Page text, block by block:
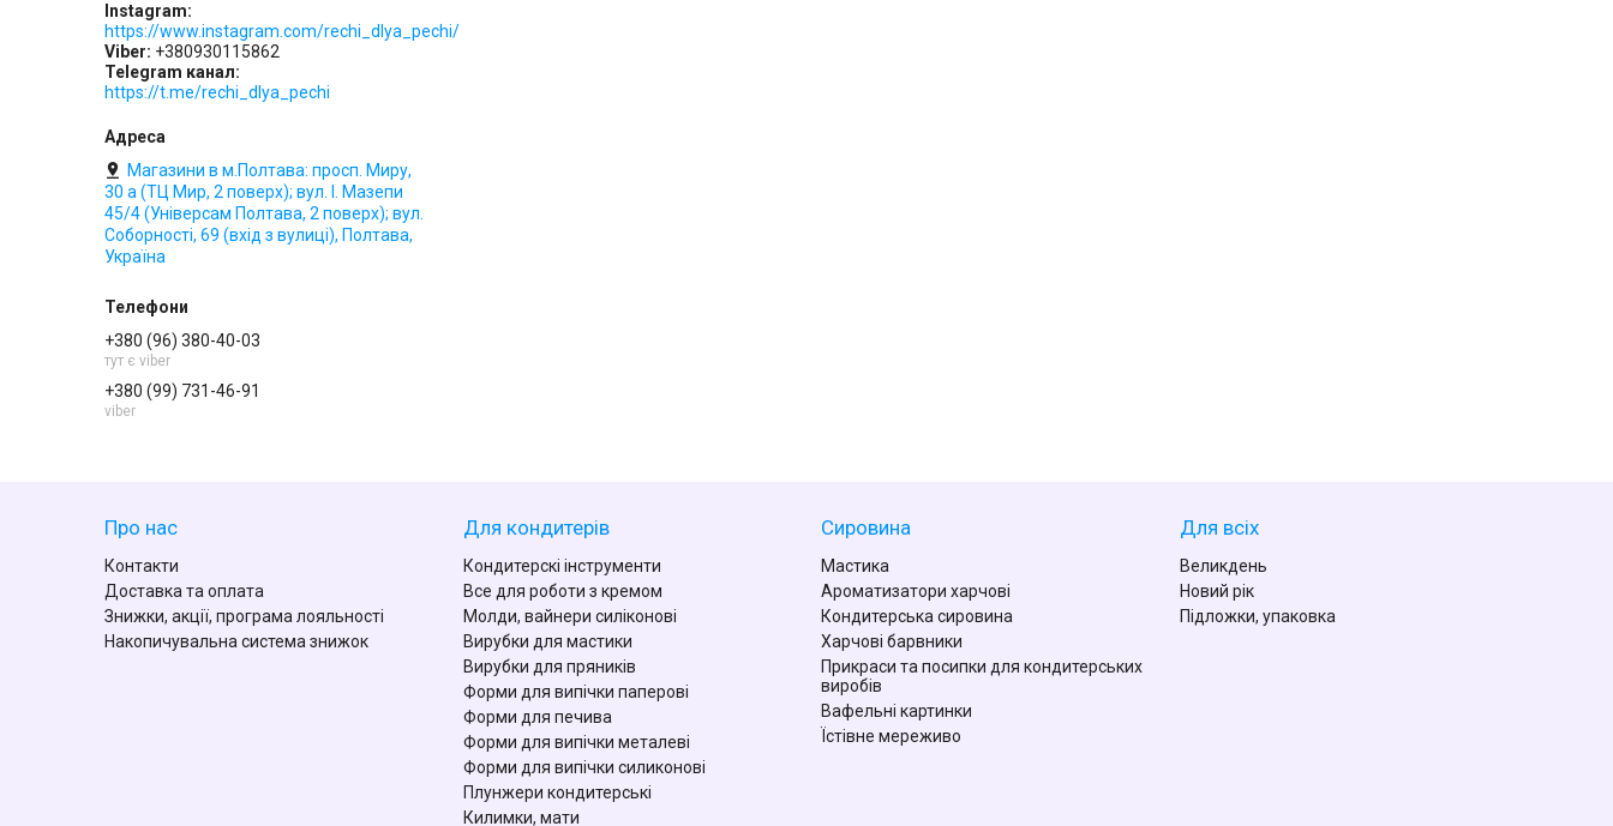
Instagram
https://www.instagram.com/rechi_dlya_pechi/
Viber +380930115862
Telegram канал
https://t.me/rechi_dlya_pechi
Магазини в м.Полтава: просп. Миру,
30 а (ТЦ Мир, 2 поверх); вул. І. Мазепи
45/4 (Універсам Полтава, 2 поверх); вул.
Соборності, 69 (вхід з вулиці), Полтава,
Україна
+380 (96) 380-40-03
тут є viber
+380 (99) 731-46-91
viber
Про нас
Контакти
Доставка та оплата
Знижки, акції, програма лояльності
Накопичувальна система знижок
Для кондитерів
Кондитерскі інструменти
Все для роботи з кремом
Молди, вайнери силіконові
Вирубки для мастики
Вирубки для пряників
Форми для випічки паперові
Форми для печива
Форми для випічки металеві
Форми для випічки силиконові
Плунжери кондитерські
Килимки, мати
Сировина
Мастика
Ароматизатори харчові
Кондитерська сировина
Харчові барвники
Прикраси та посипки для кондитерських
виробів
Вафельні картинки
Їстівне мереживо
Для всіх
Великдень
Новий рік
Підложки, упаковка